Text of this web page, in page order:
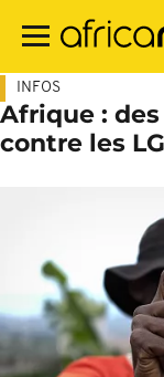
contenu
INFOS
Afrique :
contre les